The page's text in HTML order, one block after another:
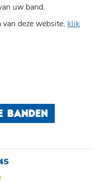
uw band.
deze website, klik
BANDEN